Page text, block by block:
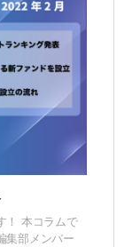
で
集部メンバー